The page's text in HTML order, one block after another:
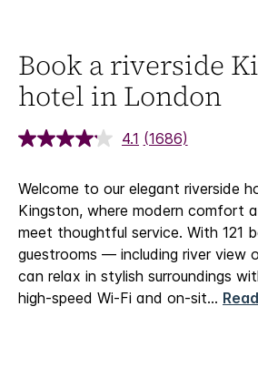
Book a riverside
hotel in London
4.1 (1686)
Welcome to our elegant riverside
Kingston, where modern comfort
meet thoughtful service. With 121
guestrooms — including river view
can relax in stylish surroundings
high-speed Wi-Fi and on-sit...